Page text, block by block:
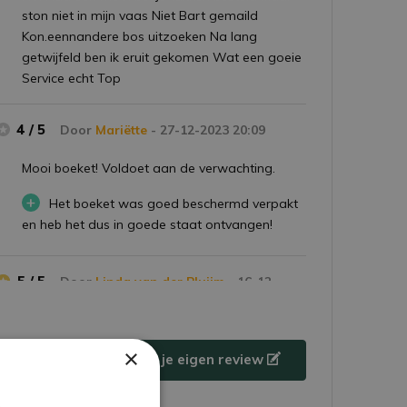
ston niet in mijn vaas Niet Bart gemaild
Kon.eennandere bos uitzoeken Na lang
getwijfeld ben ik eruit gekomen Wat een goeie
Service echt Top
Door Mariëtte - 27-12-2023 20:09
4 / 5
Mooi boeket! Voldoet aan de verwachting.
+
Het boeket was goed beschermd verpakt
en heb het dus in goede staat ontvangen!
Door Linda van der Pluijm - 16-12-
5 / 5
Zeer mooi en kwalitatief goed boeket. Heel
netjes verpakt en snelle levering. Volgende keer
bestel ik zeer zeker weer via
Schrijf je eigen review
×